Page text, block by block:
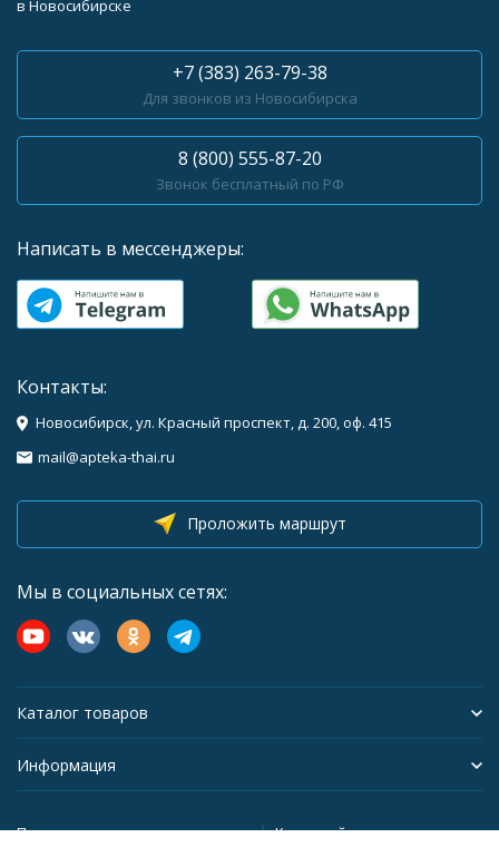
в Новосибирске
+7 (383) 263-79-38
Для звонков из Новосибирска
8 (800) 555-87-20
Звонок бесплатный по РФ
Написать в мессенджеры:
Контакты:
Новосибирск, ул. Красный проспект, д. 200, оф. 415
mail@apteka-thai.ru
Проложить маршрут
Мы в социальных сетях:
Каталог товаров
Информация
Политика персональных данных Карта сайта